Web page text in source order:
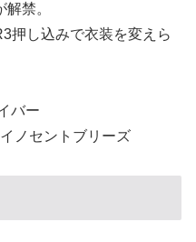
禁。
押し込みで衣装を変えら
バー
ノセントブリーズ